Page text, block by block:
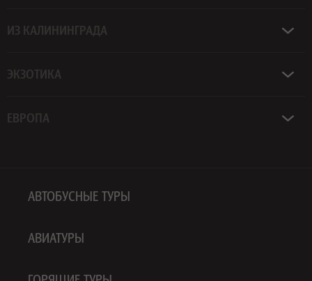
ИЗ КАЛИНИНГРАДА
ЭКЗОТИКА
ЕВРОПА
АВТОБУСНЫЕ ТУРЫ
АВИАТУРЫ